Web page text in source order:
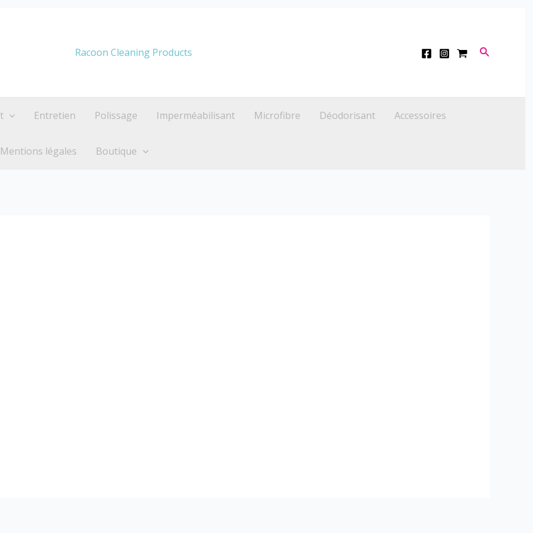
Racoon Cleaning Products
Entretien Polissage Imperméabilisant Microfibre Déodorisant Accessoires
Mentions légales Boutique